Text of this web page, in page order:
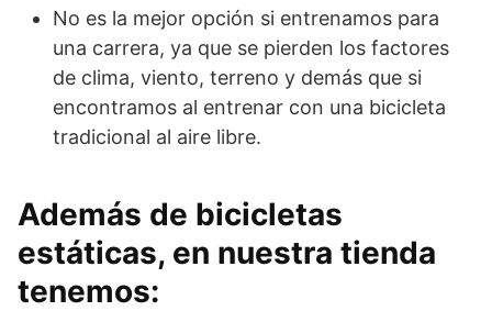
No es la mejor opción si entrenamos para
una carrera, ya que se pierden los factores
de clima, viento, terreno y demás que si
encontramos al entrenar con una bicicleta
tradicional al aire libre.
Además de bicicletas
estáticas, en nuestra tienda
tenemos: